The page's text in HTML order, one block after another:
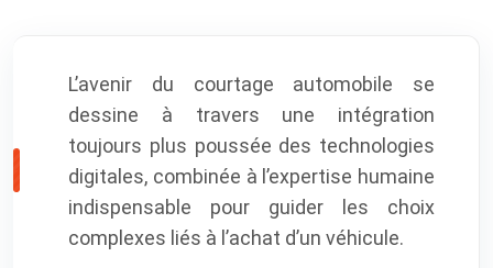
L’avenir du courtage automobile se
dessine à travers une intégration
toujours plus poussée des technologies
digitales, combinée à l’expertise humaine
indispensable pour guider les choix
complexes liés à l’achat d’un véhicule.